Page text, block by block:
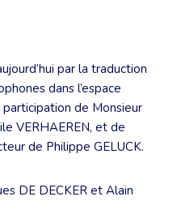
par la traduction
dans l’espace
de Monsieur
VERHAEREN, et de
de Philippe GELUCK.
DE DECKER et Alain